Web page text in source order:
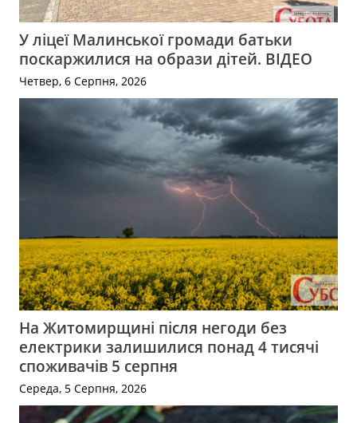
У ліцеї Малинської громади батьки
поскаржилися на образи дітей. ВІДЕО
Четвер, 6 Серпня, 2026
На Житомирщині після негоди без
електрики залишилися понад 4 тисячі
споживачів 5 серпня
Середа, 5 Серпня, 2026